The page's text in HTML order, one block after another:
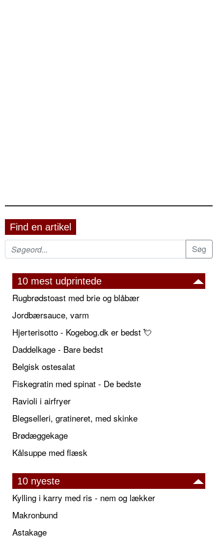
Find en artikel
10 mest udprintede
Rugbrødstoast med brie og blåbær
Jordbærsauce, varm
Hjerterisotto - Kogebog.dk er bedst 💘
Daddelkage - Bare bedst
Belgisk ostesalat
Fiskegratin med spinat - De bedste
Ravioli i airfryer
Blegselleri, gratineret, med skinke
Brødæggekage
Kålsuppe med flæsk
10 nyeste
Kylling i karry med ris - nem og lækker
Makronbund
Astakage